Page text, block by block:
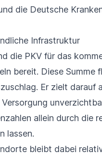
die Deutsche
Infrastruktur
die PKV für das
bereit. Diese Summe
Er zielt darauf
allein durch die
lassen.
bleibt dabei